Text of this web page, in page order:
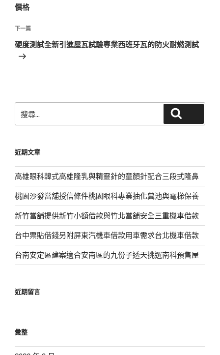
覽
篇
章
價格
下
一
篇
下一篇
硬度測試全新引進屋瓦試驗專業西班牙瓦的防火耐燃測試
尋
字:
近期文章
高雄眼科韓式高雄隆乳與精靈針的童顏針配合三段式隆鼻
桃園沙發當舖授信條件桃園眼科專業抽化糞池與電梯保養
新竹當舖提供新竹小額借款與竹北當舖安全三重機車借款
台中票貼借錢另附屏東汽機車借款用車需求台北機車借款
台南安定區建案適合安南區的九份子透天挑選南科預售屋
近期留言
彙整